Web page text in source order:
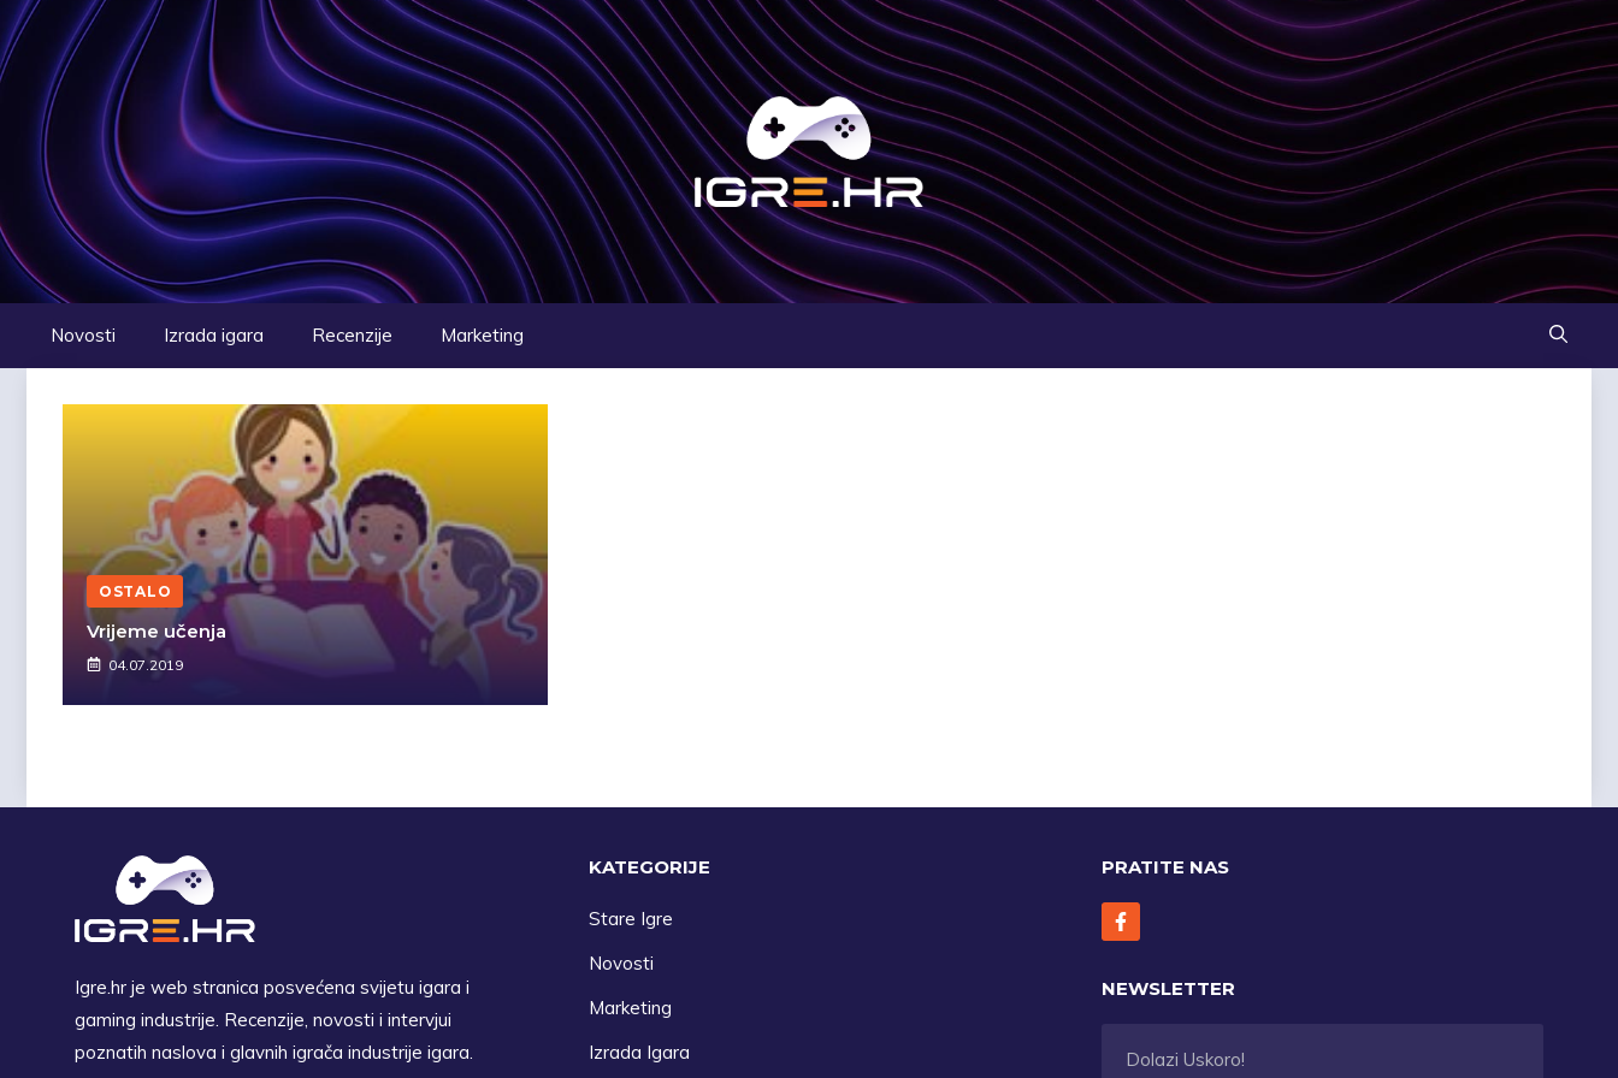
Preskoči
na
sadržaj
Novosti Izrada igara Recenzije Marketing
OSTALO
Vrijeme učenja
04.07.2019
Igre.hr je web stranica posvećena svijetu igara i
gaming industrije. Recenzije, novosti i intervjui
poznatih naslova i glavnih igrača industrije igara.
KATEGORIJE
Stare Igre
Novosti
Marketing
Izrada Igara
PRATITE NAS
NEWSLETTER
Dolazi Uskoro!